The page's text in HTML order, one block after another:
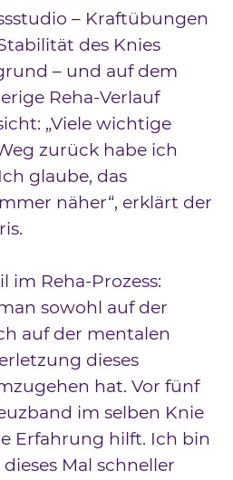
– Kraftübungen
des Knies
– und auf dem
Reha-Verlauf
„Viele wichtige
zurück habe ich
glaube, das
näher“, erklärt der
im Reha-Prozess:
sowohl auf der
auf der mentalen
dieses
hat. Vor fünf
im selben Knie
Erfahrung hilft. Ich bin
Mal schneller